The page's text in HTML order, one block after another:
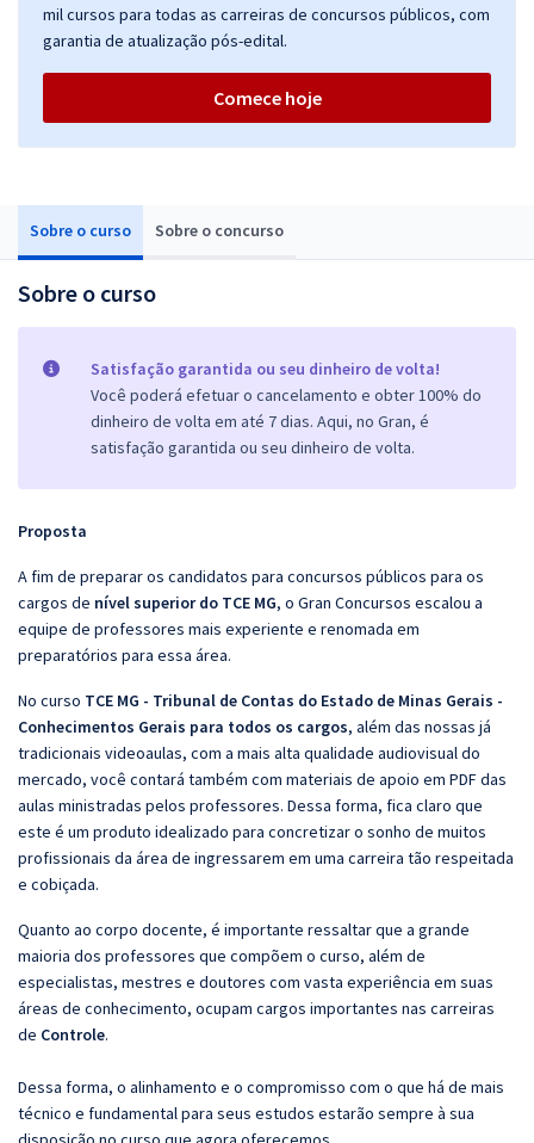
Sobre o curso Sobre o concurso
Sobre o curso
Satisfação garantida ou seu dinheiro de volta!
Você poderá efetuar o cancelamento e obter 100% do
dinheiro de volta em até 7 dias. Aqui, no Gran, é
satisfação garantida ou seu dinheiro de volta.
Proposta
A fim de preparar os candidatos para concursos públicos para os
cargos de nível superior do TCE MG, o Gran Concursos escalou a
equipe de professores mais experiente e renomada em
preparatórios para essa área.
No curso TCE MG - Tribunal de Contas do Estado de Minas Gerais -
Conhecimentos Gerais para todos os cargos, além das nossas já
tradicionais videoaulas, com a mais alta qualidade audiovisual do
mercado, você contará também com materiais de apoio em PDF das
aulas ministradas pelos professores. Dessa forma, fica claro que
este é um produto idealizado para concretizar o sonho de muitos
profissionais da área de ingressarem em uma carreira tão respeitada
e cobiçada.
Quanto ao corpo docente, é importante ressaltar que a grande
maioria dos professores que compõem o curso, além de
especialistas, mestres e doutores com vasta experiência em suas
áreas de conhecimento, ocupam cargos importantes nas carreiras
de Controle.
Dessa forma, o alinhamento e o compromisso com o que há de mais
técnico e fundamental para seus estudos estarão sempre à sua
mil cursos para todas as carreiras de concursos públicos, com
garantia de atualização pós-edital.
Comece hoje